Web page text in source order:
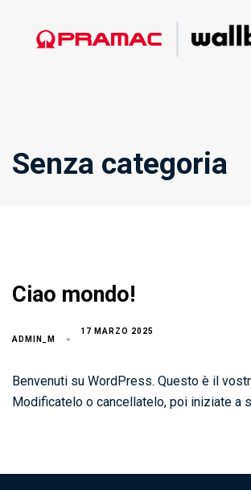
contenuto
Senza categoria
Ciao mondo!
ADMIN_M
17 MARZO 2025
Benvenuti su WordPress. Questo è il
Modificatelo o cancellatelo, poi iniziate a